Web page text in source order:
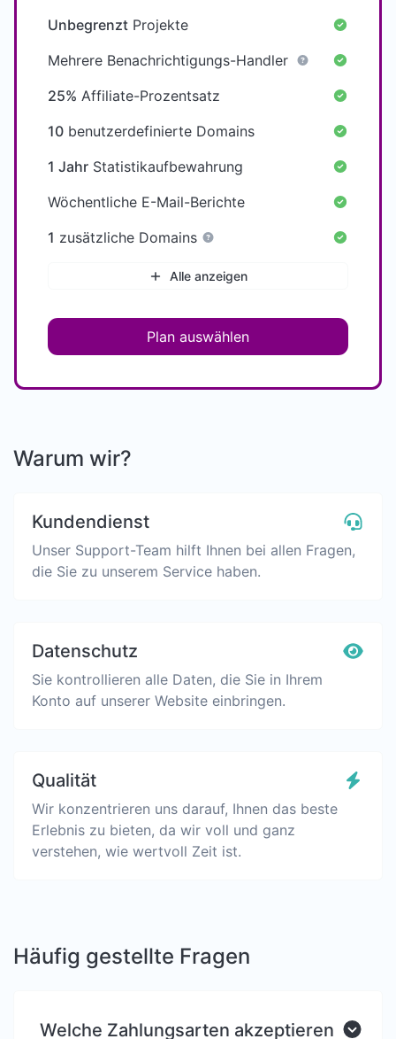
Unbegrenzt Projekte
Mehrere Benachrichtigungs-Handler
25% Affiliate-Prozentsatz
10 benutzerdefinierte Domains
1 Jahr Statistikaufbewahrung
Wöchentliche E-Mail-Berichte
1 zusätzliche Domains
Alle anzeigen
Plan auswählen
Warum wir?
Kundendienst
Unser Support-Team hilft Ihnen bei allen Fragen,
die Sie zu unserem Service haben.
Datenschutz
Sie kontrollieren alle Daten, die Sie in Ihrem
Konto auf unserer Website einbringen.
Qualität
Wir konzentrieren uns darauf, Ihnen das beste
Erlebnis zu bieten, da wir voll und ganz
verstehen, wie wertvoll Zeit ist.
Häufig gestellte Fragen
Welche Zahlungsarten akzeptieren